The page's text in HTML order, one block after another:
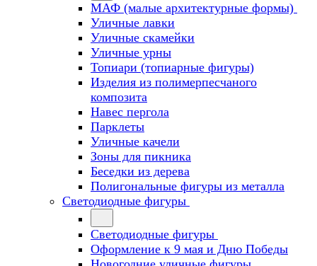
МАФ (малые архитектурные формы)
Уличные лавки
Уличные скамейки
Уличные урны
Топиари (топиарные фигуры)
Изделия из полимерпесчаного
композита
Навес пергола
Парклеты
Уличные качели
Зоны для пикника
Беседки из дерева
Полигональные фигуры из металла
Светодиодные фигуры
Светодиодные фигуры
Оформление к 9 мая и Дню Победы